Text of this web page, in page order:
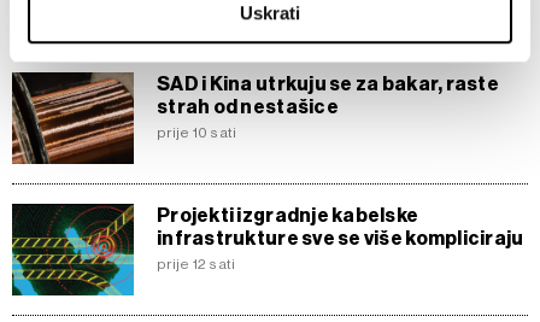
specific characteristics (fingerprinting)
Find out more about how your personal data is processed
and set your preferences in thedetails section.
Zajednički voditelji obrade su HD-WIN ARENA SPORT
d.o.o. iPartneri
o kolačićima i drugim sličnim tehnologijama uPolitici
kolačića. Kolačiće u bilo kojem trenutku možete ponovno
ažurirati klikom na „Prikaži detalje“. Privolu možete u bilo
kojem trenutku povući bez negativnih posljedica.
Uskrati
SAD i Kina utrkuju se za bakar, raste
strah od nestašice
prije 10 sati
Projekti izgradnje kabelske
infrastrukture sve se više kompliciraju
prije 12 sati